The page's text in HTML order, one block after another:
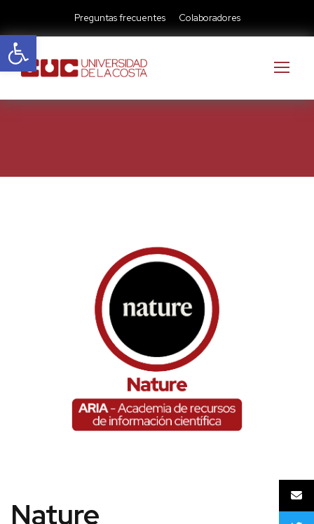
Abrir barra de herramientas
Preguntas frecuentes Colaboradores
Nature